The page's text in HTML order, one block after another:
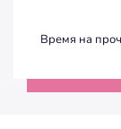
Время на